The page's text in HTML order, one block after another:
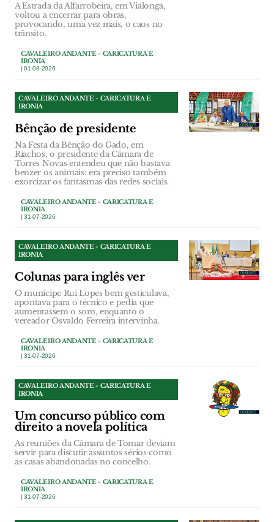
A Estrada da Alfarrobeira, em Vialonga,
voltou a encerrar para obras,
provocando, uma vez mais, o caos no
trânsito.
CAVALEIRO ANDANTE - CARICATURA E
IRONIA
| 01-08-2026
CAVALEIRO ANDANTE - CARICATURA E
IRONIA
Bênção de presidente
Na Festa da Bênção do Gado, em
Riachos, o presidente da Câmara de
Torres Novas entendeu que não bastava
benzer os animais: era preciso também
exorcizar os fantasmas das redes sociais.
CAVALEIRO ANDANTE - CARICATURA E
IRONIA
| 31-07-2026
CAVALEIRO ANDANTE - CARICATURA E
IRONIA
Colunas para inglês ver
O munícipe Rui Lopes bem gesticulava,
apontava para o técnico e pedia que
aumentassem o som, enquanto o
vereador Osvaldo Ferreira intervinha.
CAVALEIRO ANDANTE - CARICATURA E
IRONIA
| 31-07-2026
CAVALEIRO ANDANTE - CARICATURA E
IRONIA
Um concurso público com
direito a novela política
As reuniões da Câmara de Tomar deviam
servir para discutir assuntos sérios como
as casas abandonadas no concelho.
CAVALEIRO ANDANTE - CARICATURA E
IRONIA
| 31-07-2026